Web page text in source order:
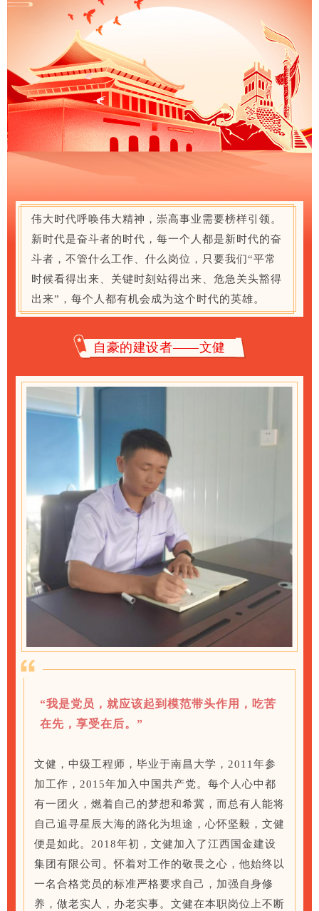
伟大时代呼唤伟大精神，崇高事业需要榜样引领。
新时代是奋斗者的时代，每一个人都是新时代的奋
斗者，不管什么工作、什么岗位，只要我们“平常
时候看得出来、关键时刻站得出来、危急关头豁得
出来”，每个人都有机会成为这个时代的英雄。
自豪的建设者——文健
“我是党员，就应该起到模范带头作用，吃苦
在先，享受在后。”
文健，中级工程师，毕业于南昌大学，2011年参
加工作，2015年加入中国共产党。 每个人心中都
有一团火，燃着自己的梦想和希冀 ，而总有人能将
自己追寻星辰大海的路化为坦途，心怀坚毅 ，文健
便是如此。 2018年初，文健加入了江西国金建设
集团有限公司。怀着对工作的敬畏之心，他始终以
一名合格党员的标准严格要求自己，加强自身修
养，做老实人，办老实事。文健在本职岗位上不断